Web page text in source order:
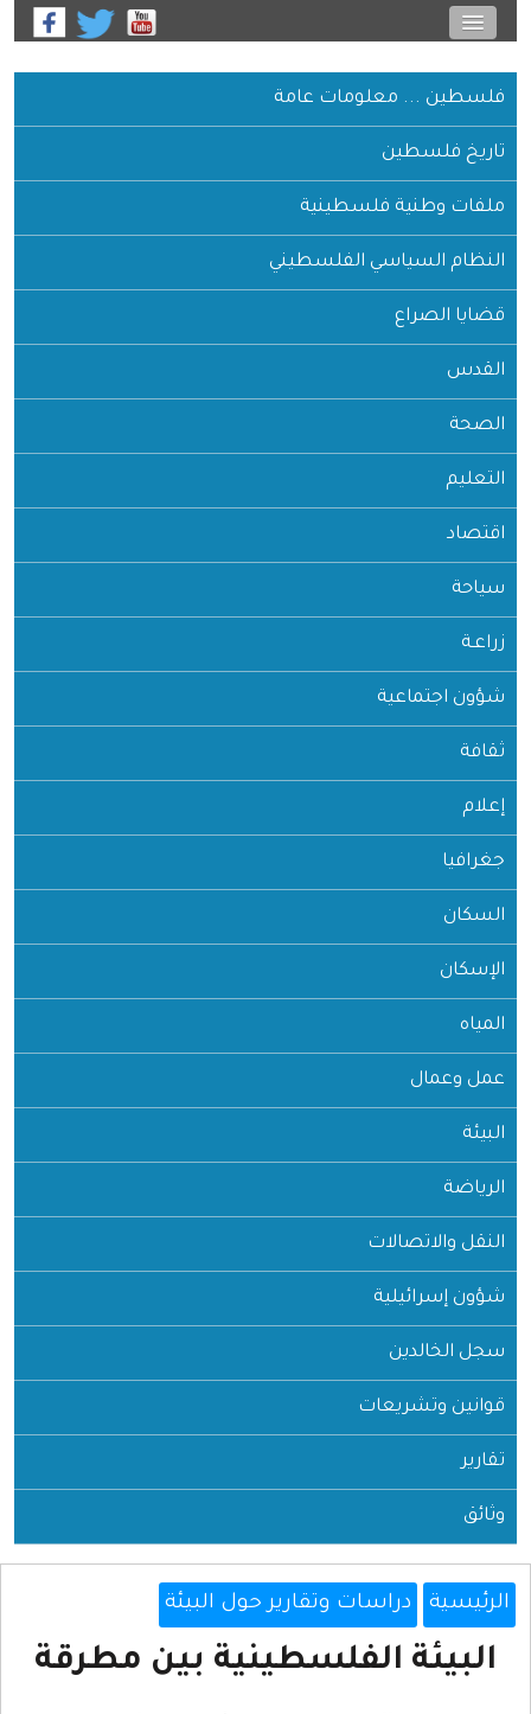
فلسطين ... معلومات عامة
تاريخ فلسطين
ملفات وطنية فلسطينية
النظام السياسي الفلسطيني
قضايا الصراع
القدس
الصحة
التعليم
اقتصاد
سياحة
زراعـة
شؤون اجتماعية
ثقافة
إعلام
جغرافيا
السكان
الإسكان
المياه
عمل وعمال
البيئة
الرياضة
النقل والاتصالات
شؤون إسرائيلية
سجل الخالدين
قوانين وتشريعات
تقارير
وثائق
الرئيسية دراسات وتقارير حول البيئة
البيئة الفلسطينية بين مطرقة